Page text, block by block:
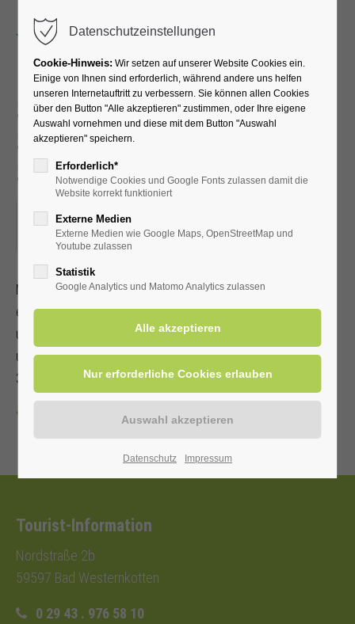
Selbsthypnose - aktivieren
Sie Ihre
Selbstheilungskräfte
11.10.2023, 18:45–20:15
ORT: KLINIK SOLEQUELLE
Mit Selbsthypnose und mentalem Training können Sie an
einem Abend lernen, Ihre Selbstheilungskräfte zu aktivieren
und Ihre Gesundheit sowie den Heilungsprozess zu
unterstützen. Mit Kur- oder Einwohnerkarte 2,00 € (ohne
3,00 €)
Tourist-Information
Nordstraße 2b
59597 Bad Westernkotten
0 29 43 . 976 58 10
Datenschutzeinstellungen
Cookie-Hinweis: Wir setzen auf unserer Website Cookies ein.
Einige von Ihnen sind erforderlich, während andere uns helfen
unseren Internetauftritt zu verbessern. Sie können allen Cookies
über den Button "Alle akzeptieren" zustimmen, oder Ihre eigene
Auswahl vornehmen und diese mit dem Button "Auswahl
akzeptieren" speichern.
Erforderlich*
Notwendige Cookies und Google Fonts zulassen damit die
Website korrekt funktioniert
Externe Medien
Externe Medien wie Google Maps, OpenStreetMap und
Youtube zulassen
Statistik
Google Analytics und Matomo Analytics zulassen
Datenschutz Impressum